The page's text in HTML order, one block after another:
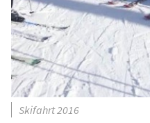
Skifahrt 2016